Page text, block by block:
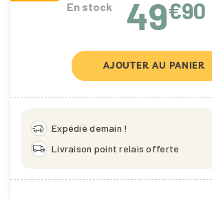
En stock 49€90
AJOUTER AU PANIER
delivery_truck_speed Expédié demain !
local_shipping Livraison point relais offerte